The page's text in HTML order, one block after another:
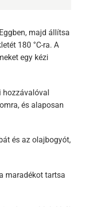
majd állítsa
180 °C-ra. A
egy kézi
hozzávalóval
és alaposan
és az olajbogyót,
maradékot tartsa